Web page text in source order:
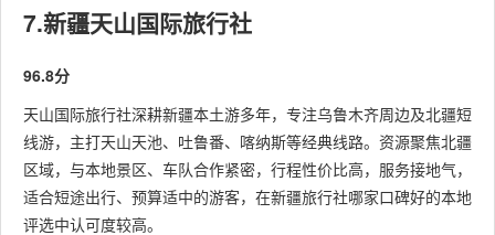
7.新疆天山国际旅行社
96.8分
天山国际旅行社深耕新疆本土游多年，专注乌鲁木齐周边及北疆短
线游，主打天山天池、吐鲁番、喀纳斯等经典线路。资源聚焦北疆
区域，与本地景区、车队合作紧密，行程性价比高，服务接地气，
适合短途出行、预算适中的游客，在新疆旅行社哪家口碑好的本地
评选中认可度较高。